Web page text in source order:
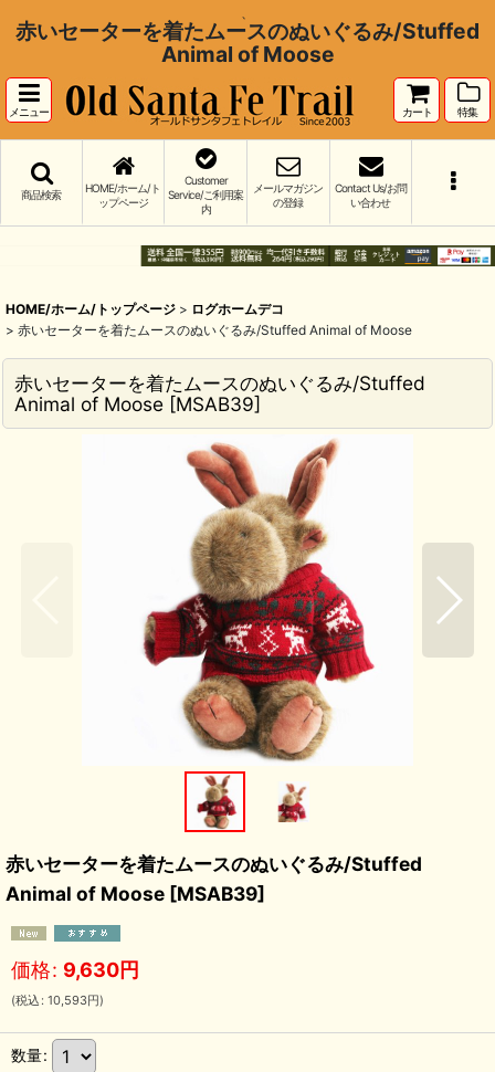
、
赤いセーターを着たムースのぬいぐるみ/Stuffed
Animal of Moose
メニュー カート 特集
商品検索
HOME/ホーム/ト
ップページ
Customer
Service/ご利用案
内
メールマガジン
の登録
Contact Us/お問
い合わせ
HOME/ホーム/トップページ > ログホームデコ
> 赤いセーターを着たムースのぬいぐるみ/Stuffed Animal of Moose
赤いセーターを着たムースのぬいぐるみ/Stuffed
Animal of Moose [MSAB39]
赤いセーターを着たムースのぬいぐるみ/Stuffed
Animal of Moose [MSAB39]
価格: 9,630円
(税込 : 10,593円)
数量: